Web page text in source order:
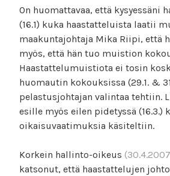
On huomattavaa, että kysyessäni
(16.1) kuka haastatteluista laatii
maakuntajohtaja Mika Riipi, että
myös, että hän tuo muistion
Haastattelumuistiota ei tosin
huomautin kokouksissa (29.1. &
pelastusjohtajan valintaa tehtiin.
esille myös eilen pidetyssä (16.3.)
oikaisuvaatimuksia käsiteltiin.
Korkein hallinto-oikeus
katsonut, että haastattelujen